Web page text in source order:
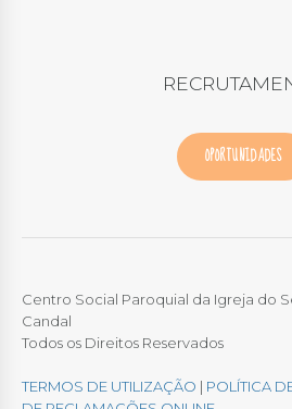
OPORTUNIDADES
Centro Social Paroquial da Igreja do
Candal
Todos os Direitos Reservados
TERMOS DE UTILIZAÇÃO | POLÍTICA